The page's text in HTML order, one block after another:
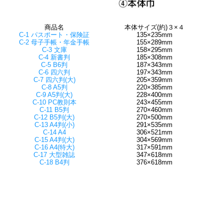
商品名
本体サイズ(約)３×４
C-1 パスポート・保険証
135×235mm
C-2 母子手帳・年金手帳
155×289mm
C-3 文庫
158×295mm
C-4 新書判
185×308mm
C-5 B6判
187×343mm
C-6 四六判
197×343mm
C-7 四六判(大)
205×359mm
C-8 A5判
220×385mm
C-9 A5判(大)
228×400mm
C-10 PC教則本
243×455mm
C-11 B5判
270×460mm
C-12 B5判(大)
270×500mm
C-13 A4判(小)
291×535mm
C-14 A4
306×521mm
C-15 A4判(大)
304×569mm
C-16 A4(特大)
317×591mm
C-17 大型雑誌
347×618mm
C-18 B4判
376×618mm